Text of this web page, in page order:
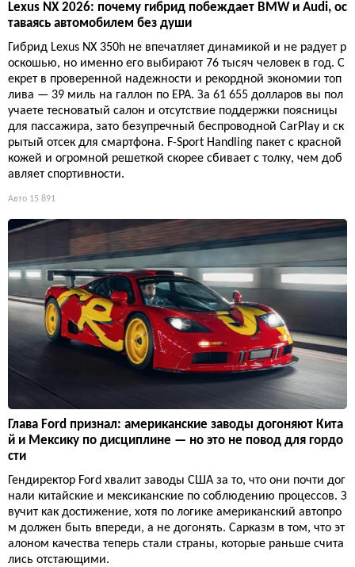
Lexus NX 2026: почему гибрид побеждает BMW и Audi, ос
таваясь автомобилем без души
Гибрид Lexus NX 350h не впечатляет динамикой и не радует р
оскошью, но именно его выбирают 76 тысяч человек в год. С
екрет в проверенной надежности и рекордной экономии топ
лива — 39 миль на галлон по EPA. За 61 655 долларов вы пол
учаете тесноватый салон и отсутствие поддержки поясницы
для пассажира, зато безупречный беспроводной CarPlay и ск
рытый отсек для смартфона. F-Sport Handling пакет с красной
кожей и огромной решеткой скорее сбивает с толку, чем доб
авляет спортивности.
Авто 15 891
Глава Ford признал: американские заводы догоняют Кита
й и Мексику по дисциплине — но это не повод для гордо
сти
Гендиректор Ford хвалит заводы США за то, что они почти дог
нали китайские и мексиканские по соблюдению процессов. З
вучит как достижение, хотя по логике американский автопро
м должен быть впереди, а не догонять. Сарказм в том, что эт
алоном качества теперь стали страны, которые раньше счита
лись отстающими.